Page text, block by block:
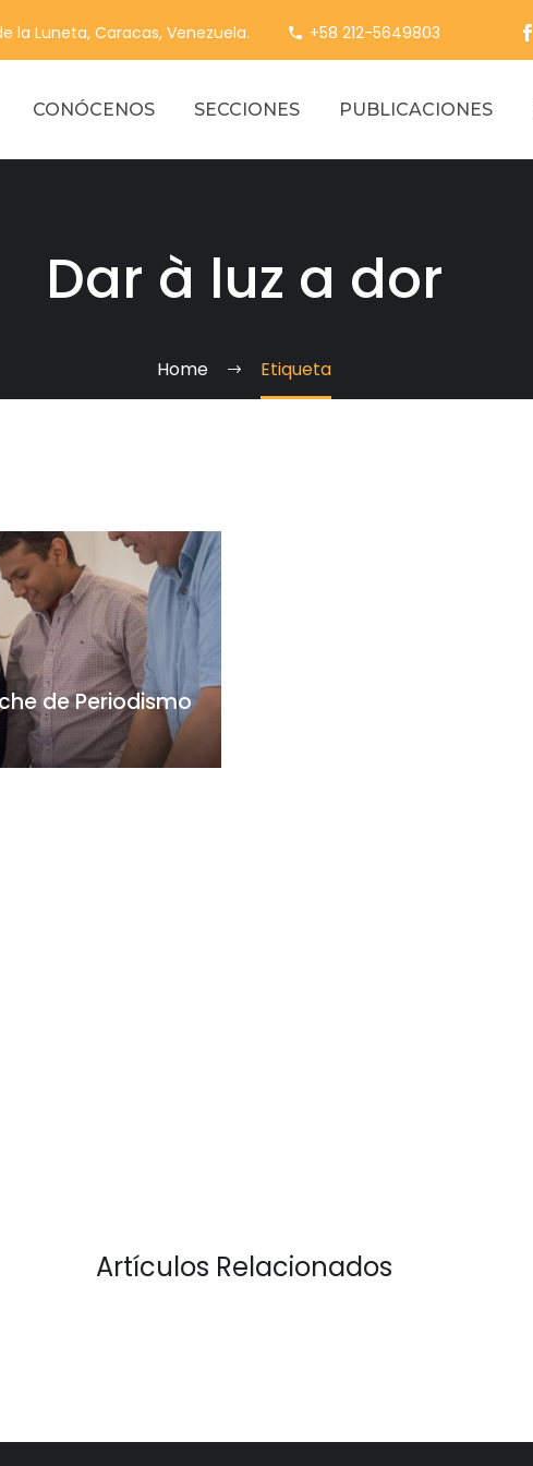
la Luneta, Caracas, Venezuela. +58 212-5649803
CONÓCENOS SECCIONES PUBLICACIONES
Dar à luz a dor
Home Etiqueta
de Periodismo
Artículos Relacionados